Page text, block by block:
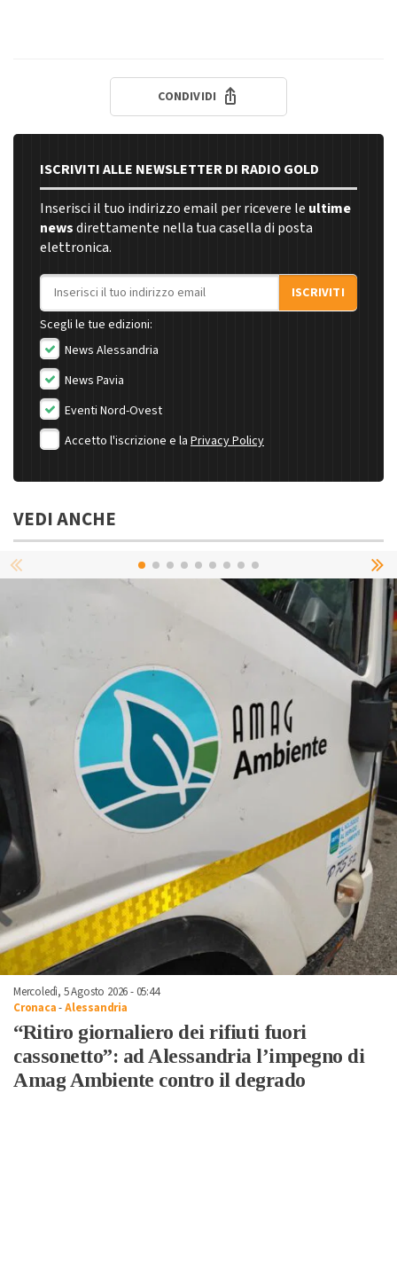
CONDIVIDI
ISCRIVITI ALLE NEWSLETTER DI RADIO GOLD
Inserisci il tuo indirizzo email per ricevere le ultime
newsdirettamente nella tua casella di posta
elettronica.
Indirizzo email
ISCRIVITI
Scegli le tue edizioni:
News Alessandria
News Pavia
Eventi Nord-Ovest
Accetto l'iscrizione e la Privacy Policy
VEDI ANCHE
Mercoledì, 5 Agosto 2026 - 05:44
Cronaca-Alessandria
“Ritiro giornaliero dei rifiuti fuori
cassonetto”: ad Alessandria l’impegno di
Amag Ambiente contro il degrado